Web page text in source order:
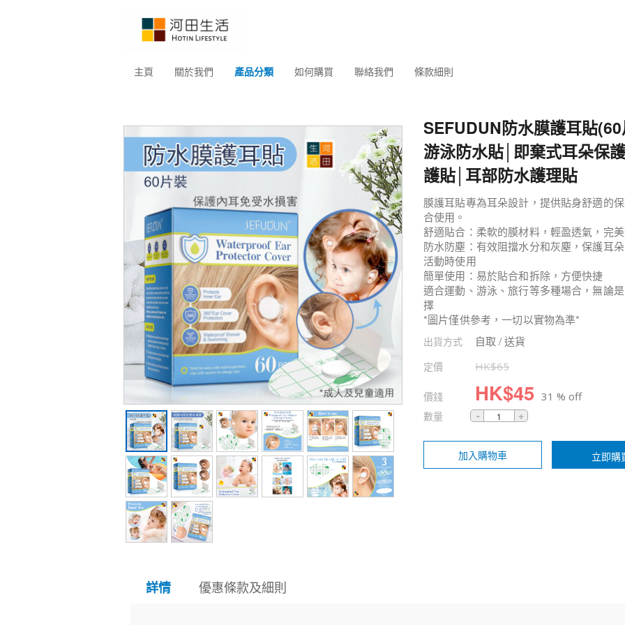
主頁 關於我們 產品分類 如何購買 聯絡我們 條款細則
SEFUDUN防水膜護耳貼
游泳防水貼│即棄式耳朵保
護貼│耳部防水護理貼
膜護耳貼專為耳朵設計，提供貼身舒適的
合使用。
舒適貼合：柔軟的膜材料，輕盈透氣，完
防水防塵：有效阻擋水分和灰塵，保護耳
活動時使用
簡單使用：易於貼合和拆除，方便快捷
適合運動、游泳、旅行等多種場合，無論
擇
*圖片僅供參考，一切以實物為準*
出貨方式 自取 / 送貨
定價 HK$65
價錢 HK$45 31 % off
數量
加入購物車 立即購
詳情 優惠條款及細則